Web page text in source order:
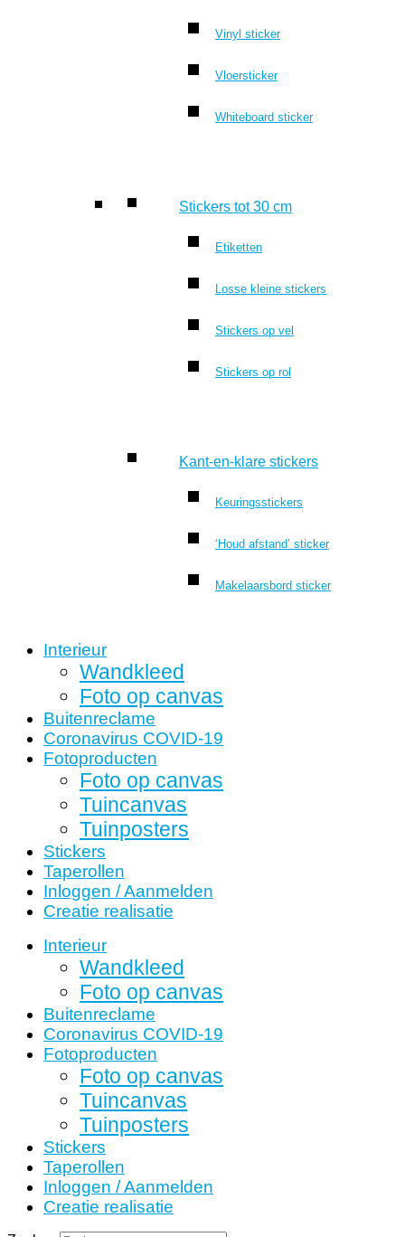
Vinyl sticker
Vloersticker
Whiteboard sticker
Stickers tot 30 cm
Etiketten
Losse kleine stickers
Stickers op vel
Stickers op rol
Kant-en-klare stickers
Keuringsstickers
‘Houd afstand’ sticker
Makelaarsbord sticker
Interieur
Wandkleed
Foto op canvas
Buitenreclame
Coronavirus COVID-19
Fotoproducten
Foto op canvas
Tuincanvas
Tuinposters
Stickers
Taperollen
Inloggen / Aanmelden
Creatie realisatie
Interieur
Wandkleed
Foto op canvas
Buitenreclame
Coronavirus COVID-19
Fotoproducten
Foto op canvas
Tuincanvas
Tuinposters
Stickers
Taperollen
Inloggen / Aanmelden
Creatie realisatie